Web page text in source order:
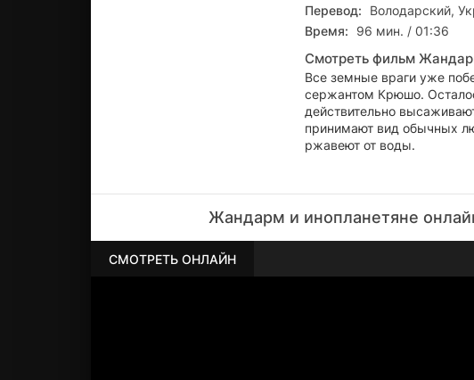
Перевод:
Володарский,
Время:
96 мин. / 01:36
Смотреть фильм
Все земные враги уже
сержантом Крюшо.
действительно
принимают вид обычных
ржавеют от воды.
Жандарм и инопланетяне
СМОТРЕТЬ ОНЛАЙН